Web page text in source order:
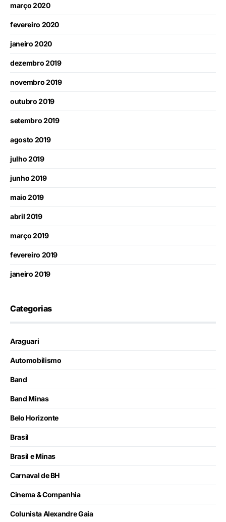
março 2020
fevereiro 2020
janeiro 2020
dezembro 2019
novembro 2019
outubro 2019
setembro 2019
agosto 2019
julho 2019
junho 2019
maio 2019
abril 2019
março 2019
fevereiro 2019
janeiro 2019
Categorias
Araguari
Automobilismo
Band
Band Minas
Belo Horizonte
Brasil
Brasil e Minas
Carnaval de BH
Cinema & Companhia
Colunista Alexandre Gaia